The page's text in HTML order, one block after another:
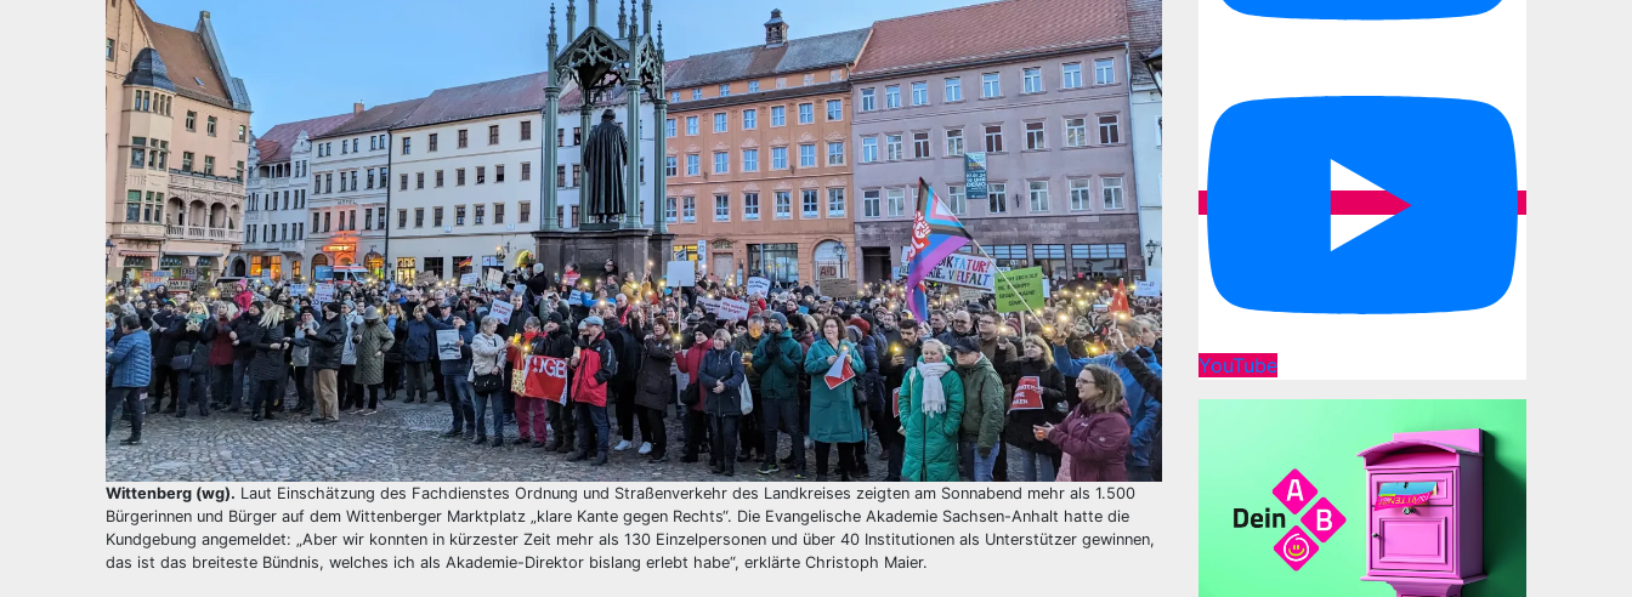
Wittenberg (wg). Laut Einschätzung des Fachdienstes Ordnung und Straßenverkehr des Landkreises zeigten am Sonnabend mehr als 1.500
Bürgerinnen und Bürger auf dem Wittenberger Marktplatz „klare Kante gegen Rechts“. Die Evangelische Akademie Sachsen-Anhalt hatte die
Kundgebung angemeldet: „Aber wir konnten in kürzester Zeit mehr als 130 Einzelpersonen und über 40 Institutionen als Unterstützer gewinnen,
das ist das breiteste Bündnis, welches ich als Akademie-Direktor bislang erlebt habe“, erklärte Christoph Maier.
YouTube